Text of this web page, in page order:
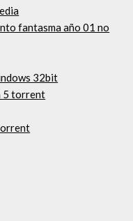
fantasma año 01 no
32bit
5 torrent